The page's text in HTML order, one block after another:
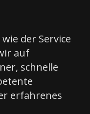
der Service
auf
schnelle
erfahrenes